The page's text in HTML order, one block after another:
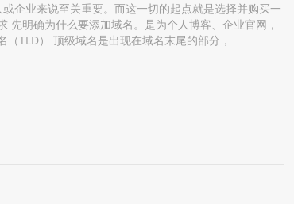
企业来说至关重要。而这一切的起点就是选择并购买一
明确为什么要添加域名。是为个人博客、企业官网，
TLD） 顶级域名是出现在域名末尾的部分，